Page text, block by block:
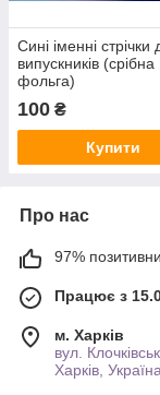
Сині іменні стрічки
випускників (срібна
фольга)
100 ₴
Купити
Про нас
97%
Працює з
м. Харків
вул.
Харків, Україна